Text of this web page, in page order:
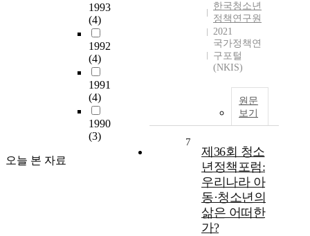
1993
(4)
1992
(4)
1991
(4)
1990
(3)
오늘 본 자료
한국청소년
정책연구원
2021
국가정책연
구포털
(NKIS)
원문
보기
7
제36회 청소
년정책포럼:
우리나라 아
동·청소년의
삶은 어떠한
가?